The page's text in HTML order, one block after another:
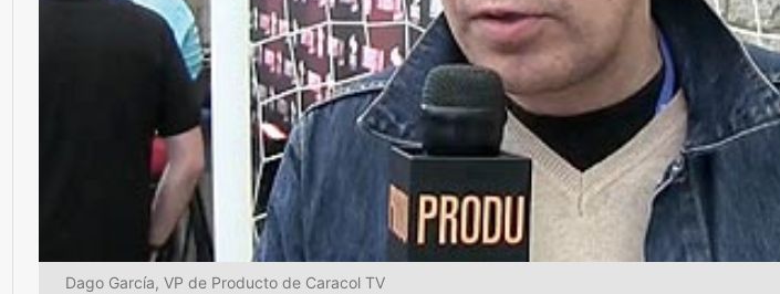
Dago García, VP de Producto de Caracol TV